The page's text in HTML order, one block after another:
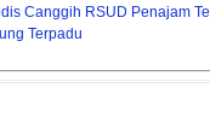
Canggih RSUD Penajam
Terpadu